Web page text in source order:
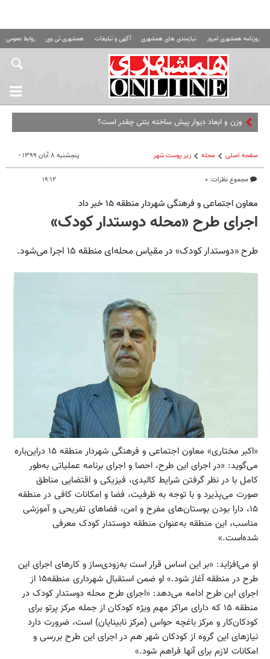
روزنامه همشهری امروز نیازمندی های همشهری آگهی و تبلیغات همشهری تی وی روابط عمومی
وزن و ابعاد دیوار پیش ساخته بتنی چقدر است؟
صفحه اصلی محله زیر پوست شهر
مجموع نظرات: ۰
پنجشنبه ۸ آبان ۱۳۹۹ -
۱۹:۱۲
معاون اجتماعی و فرهنگی شهردار منطقه ۱۵ خبر داد
اجرای طرح «محله دوستدار کودک»
طرح «دوستدار کودک» در مقیاس محله‌ای منطقه ۱۵ اجرا می‌شود.
«اکبر مختاری» معاون اجتماعی و فرهنگی شهردار منطقه ۱۵ دراین‌باره
می‌گوید: «در اجرای این طرح، احصا و اجرای برنامه عملیاتی به‌طور
کامل با در نظر گرفتن شرایط کالبدی، فیزیکی و اقتضایی مناطق
صورت می‌پذیرد و با توجه به ظرفیت، فضا و امکانات کافی در منطقه
۱۵، دارا بودن بوستان‌های مفرح و امن، فضاهای تفریحی و آموزشی
مناسب، این منطقه به‌عنوان منطقه دوستدار کودک معرفی
شده‌است.»
او می‌افزاید: «بر این ‌اساس قرار است به‌زودی‌ساز و کارهای اجرای این
طرح در منطقه آغاز شود.» او ضمن استقبال شهرداری منطقه۱۵ از
اجرای این طرح ادامه می‌دهد: «اجرای طرح محله دوستدار کودک در
منطقه ۱۵ که دارای مراکز مهم ویژه کودکان از جمله مرکز پرتو برای
کودکان‌کار و مرکز باغچه حواس (مرکز نابینایان) است، ضرورت دارد
نیازهای این گروه از کودکان شهر هم در اجرای این طرح بررسی و
امکانات لازم برای آنها فراهم شود.»